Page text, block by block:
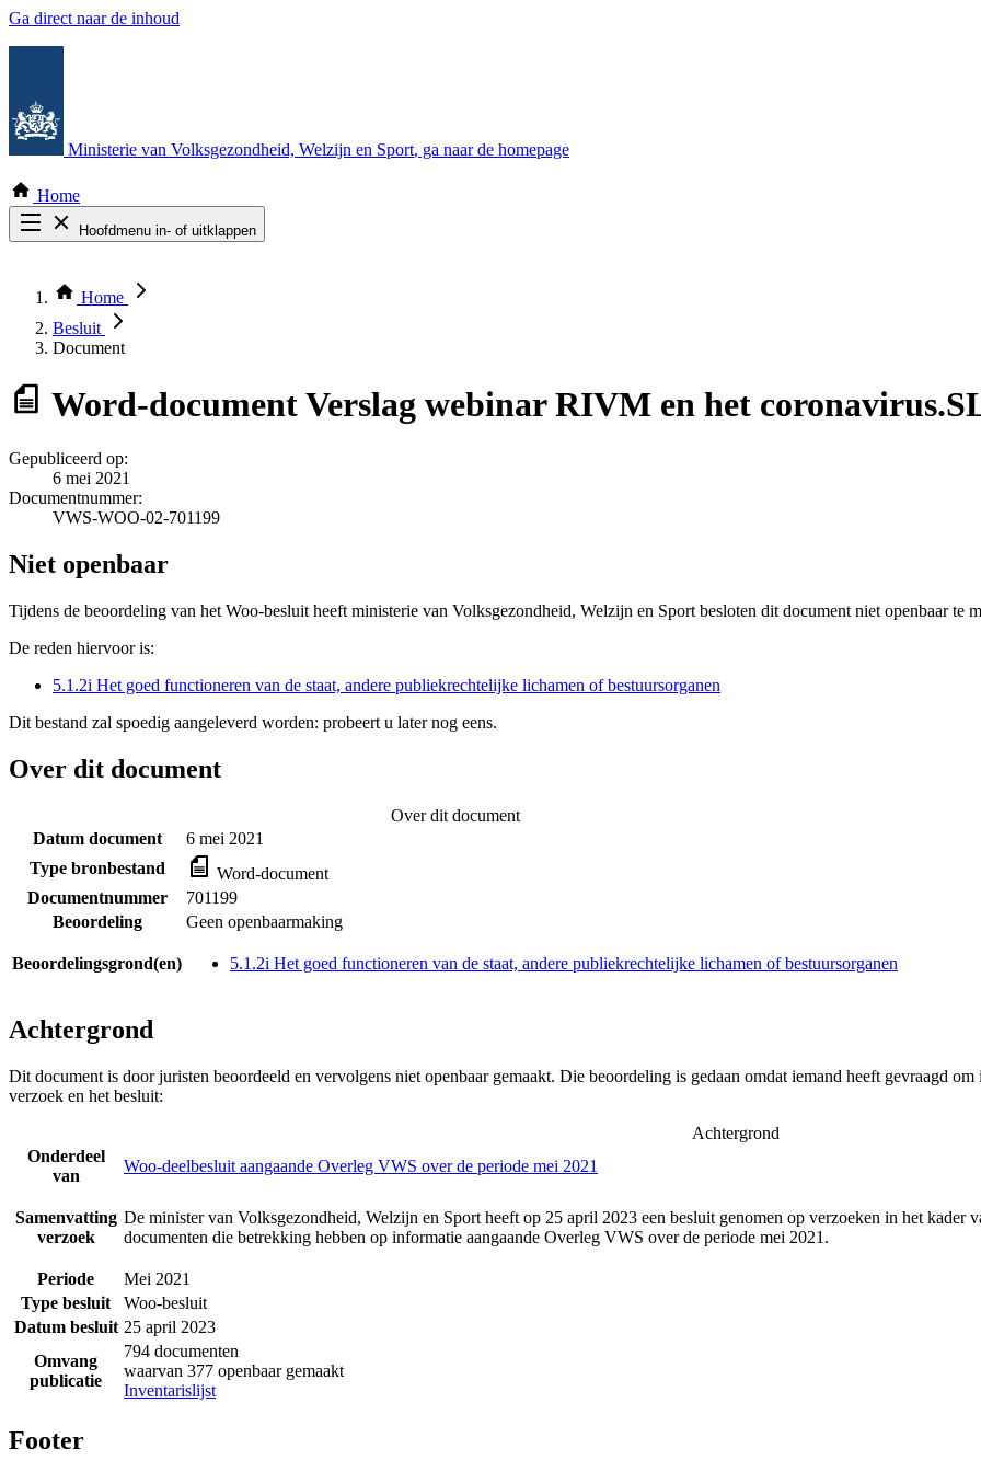
Ga direct naar de inhoud
Ministerie van Volksgezondheid, Welzijn en Sport, ga naar de homepage
Home
Hoofdmenu in- of uitklappen
Thema COVID-19
Bekijk per bestuursorgaan
Home
Besluit
Document
Word-documentVerslag webinar RIVM en het
Gepubliceerd op:
6 mei 2021
Documentnummer:
VWS-WOO-02-701199
Niet openbaar
Tijdens de beoordeling van het Woo-besluit heeft ministerie van Volksgezondheid, Welzijn en Sport besloten dit document niet openbaar te
De reden hiervoor is:
5.1.2i Het goed functioneren van de staat, andere publiekrechtelijke lichamen of bestuursorganen
Dit bestand zal spoedig aangeleverd worden: probeert u later nog eens.
Over dit document
Over dit document
Datum document
6 mei 2021
Type bronbestand
Word-document
Documentnummer
701199
Beoordeling
Geen openbaarmaking
Beoordelingsgrond(en) 5.1.2i Het goed functioneren van de staat, andere publiekrechtelijke lichamen of bestuursorganen
Achtergrond
Dit document is door juristen beoordeeld en vervolgens niet openbaar gemaakt. Die beoordeling is gedaan omdat iemand heeft gevraagd
verzoek en het besluit:
Achtergrond
Onderdeel
van
Woo-deelbesluit aangaande Overleg VWS over de periode mei 2021
Samenvatting
verzoek
De minister van Volksgezondheid, Welzijn en Sport heeft op 25 april 2023 een besluit genomen op verzoeken in het kader
documenten die betrekking hebben op informatie aangaande Overleg VWS over de periode mei 2021.
Periode
Mei 2021
Type besluit
Woo-besluit
Datum besluit 25 april 2023
Omvang
publicatie
794 documenten
waarvan 377 openbaar gemaakt
Inventarislijst
Footer